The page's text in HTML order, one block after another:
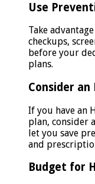
Use
Take
checkups,
before your
plans.
Consider an
If you have an
plan, consider
let you save
and
Budget for